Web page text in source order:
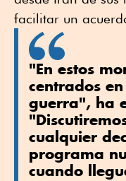
facilitar un
"En estos
centrados
guerra", ha
cualquier
programa
cuando